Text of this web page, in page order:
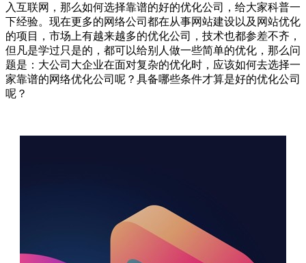
入互联网，那么如何选择靠谱的好的优化公司，给大家科普一
下经验。现在更多的网络公司都在从事网站建设以及网站优化
的项目，市场上有越来越多的优化公司，技术也都参差不齐，
但凡是学过只是的，都可以给别人做一些简单的优化，那么问
题是：大公司大企业在面对复杂的优化时，应该如何去选择一
家靠谱的网络优化公司呢？具备哪些条件才算是好的优化公司
呢？